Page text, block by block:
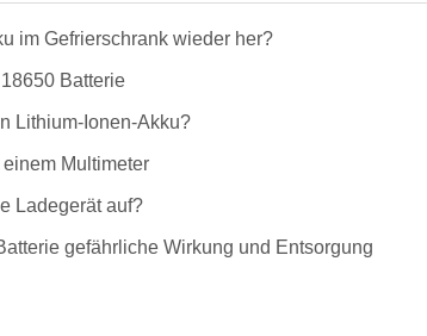
im Gefrierschrank wieder her?
Batterie
Lithium-Ionen-Akku?
Multimeter
Ladegerät auf?
gefährliche Wirkung und Entsorgung